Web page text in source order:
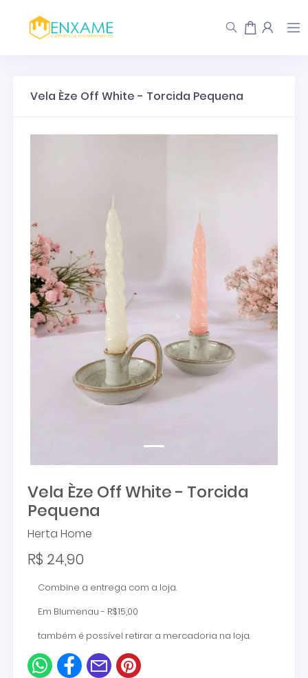
Vela Èze Off White - Torcida Pequena
Vela Èze Off White - Torcida
Pequena
Herta Home
R$ 24,90
Combine a entrega com a loja.
Em Blumenau - R$15,00
também é possível retirar a mercadoria na loja.